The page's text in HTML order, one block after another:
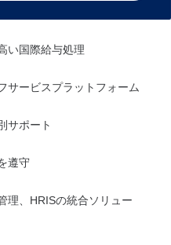
い国際給与処理
サービスプラットフォーム
サポート
遵守
理、HRISの統合ソリュー